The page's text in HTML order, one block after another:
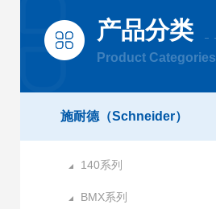
产品分类
Product Categories
施耐德（Schneider）
140系列
BMX系列